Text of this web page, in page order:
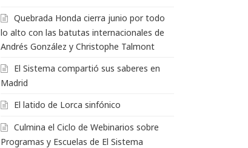
Quebrada Honda cierra junio por todo
lo alto con las batutas internacionales de
Andrés González y Christophe Talmont
El Sistema compartió sus saberes en
Madrid
El latido de Lorca sinfónico
Culmina el Ciclo de Webinarios sobre
Programas y Escuelas de El Sistema